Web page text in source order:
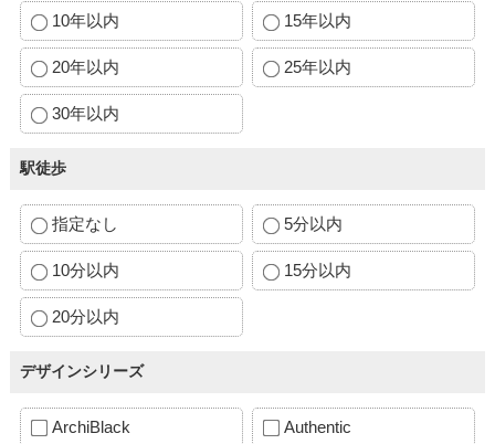
10年以内 15年以内
20年以内 25年以内
30年以内
駅徒歩
指定なし 5分以内
10分以内 15分以内
20分以内
デザインシリーズ
ArchiBlack Authentic